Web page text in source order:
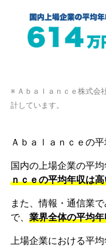
※ Ａｂａｌａｎｃｅ株式会
計しています。
Ａｂａｌａｎｃｅの
国内の上場企業の平
ｎｃｅの平均年収は
また、情報・通信業
で、 業界全体の平均
上場企業における平